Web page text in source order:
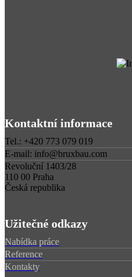
Kontaktní informace
Tel.: +420 773 079 019
E-mail: info@bruxbau.com
Revoluční 1403/28
110 00 Praha
Česká republika
Užitečné odkazy
Nabídka práce
Reference
Kontakty